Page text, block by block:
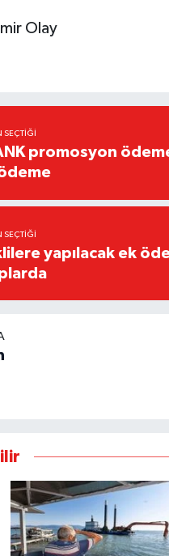
Olay
SEÇTIĞI
promosyon
SEÇTIĞI
yapılacak ek